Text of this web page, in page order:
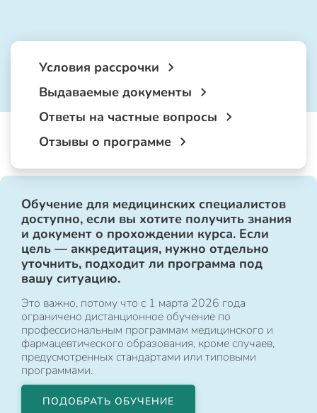
Условия рассрочки
Выдаваемые документы
Ответы на частные вопросы
Отзывы о программе
Обучение для медицинских специалистов
доступно, если вы хотите получить знания
и документ о прохождении курса. Если
цель — аккредитация, нужно отдельно
уточнить, подходит ли программа под
вашу ситуацию.
Это важно, потому что с 1 марта 2026 года
ограничено дистанционное обучение по
профессиональным программам медицинского и
фармацевтического образования, кроме случаев,
предусмотренных стандартами или типовыми
программами.
ПОДОБРАТЬ ОБУЧЕНИЕ